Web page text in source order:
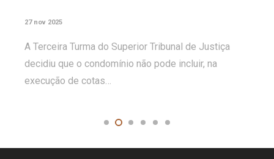
27 nov 2025
A Terceira Turma do Superior Tribunal de Justiça
decidiu que o condomínio não pode incluir, na
execução de cotas…